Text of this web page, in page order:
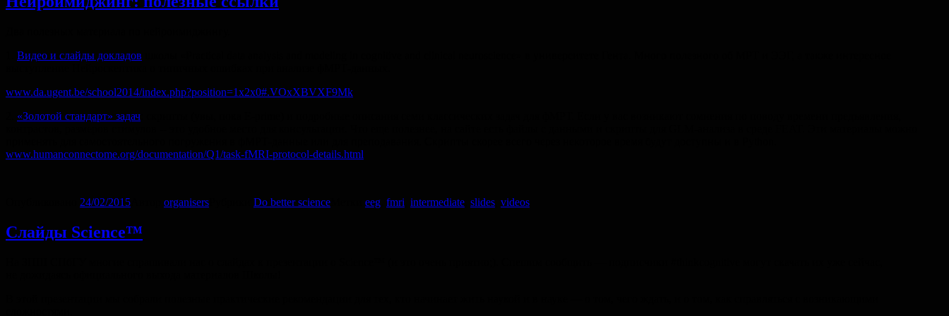
Видео и слайды докладов
www.da.ugent.be/school2014/index.php?position=1x2x0#.VOxXBVXF9Mk
«Золотой стандарт» задач
www.humanconnectome.org/documentation/Q1/task-fMRI-protocol-details.html
24/02/2015 organisers Do better science eeg fmri intermediate slides videos
Слайды Science™